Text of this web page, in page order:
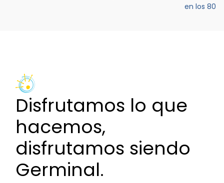
en los 80
Disfrutamos lo que
hacemos,
disfrutamos siendo
Germinal.